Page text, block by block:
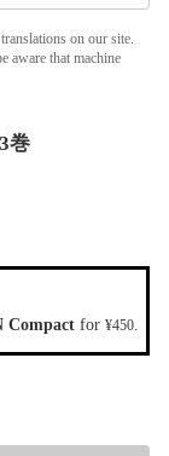
on our site.
aware that machine
巻
Compact for ¥450.